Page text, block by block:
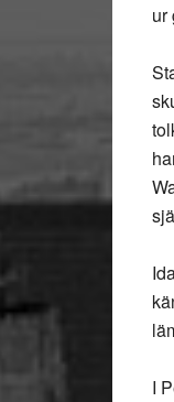
ur
I